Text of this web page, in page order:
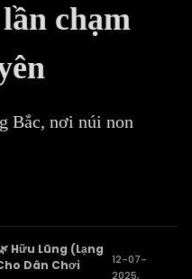
chạm
Bắc, nơi núi non
Hữu Lũng (Lạng
Dân Chơi
12-07-
2025,